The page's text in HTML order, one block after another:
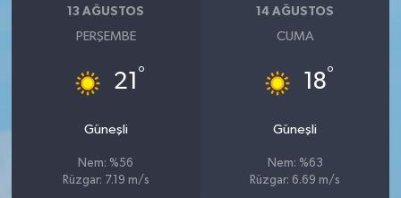
13 AĞUSTOS
PERŞEMBE
21 °
Güneşli
Nem: %56
Rüzgar: 7.19 m/s
14 AĞUSTOS
CUMA
18°
Güneşli
Nem: %63
Rüzgar: 6.69 m/s